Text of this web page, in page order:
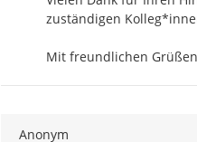
zuständigen
Mit freundlichen
Anonym